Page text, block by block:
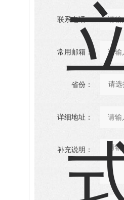
联系电话：
常用邮箱：
省份：
详细地址：
补充说明：